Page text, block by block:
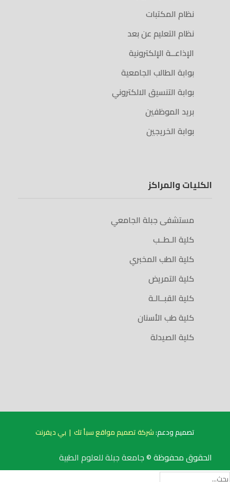
نظام المكتبات
نظام التعليم عن بعد
الإذاعــة الإلكترونية
بوابة الطالب الجامعية
بوابة التنسيق الالكتروني
بريد الموظفين
بوابة الخريجين
الكليات والمراكز
مستشفى جبلة الجامعي
كلية الـطــب
كلية الطب المخبري
كلية التمريض
كلية القبــالـة
كلية طب الأسنان
كلية الصيدلة
تصميم ودعم:شركة تصميم مواقع سبأ تك | بي ديفرنت
الحقوق محفوظة ©جامعة جبلة للعلوم الطبية